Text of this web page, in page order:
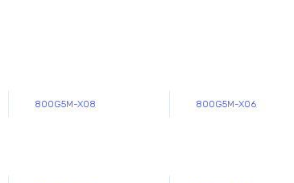
800G5M-X08 800G5M-X06